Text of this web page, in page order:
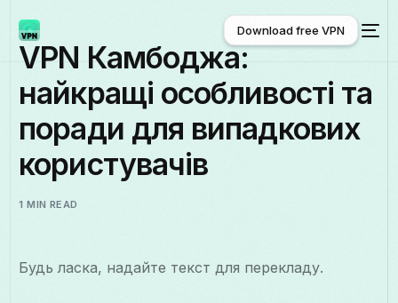
Download free VPN
Download free VPN
VPN Камбоджа:
найкращі особливості та
поради для випадкових
користувачів
1 MIN READ
Будь ласка, надайте текст для перекладу.